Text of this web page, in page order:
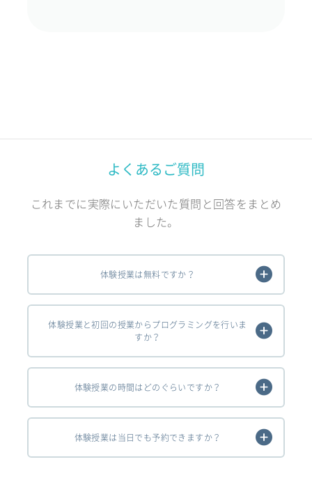
よくあるご質問
これまでに実際にいただいた質問と回答をまとめ
ました。
体験授業は無料ですか？
体験授業と初回の授業からプログラミングを行いま
すか？
体験授業の時間はどのぐらいですか？
体験授業は当日でも予約できますか？